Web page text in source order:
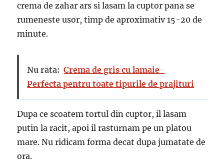
crema de zahar ars si lasam la cuptor pana se
rumeneste usor, timp de aproximativ 15-20 de
minute.
Nu rata: Crema de gris cu lamaie-
Perfecta pentru toate tipurile de prajituri
Dupa ce scoatem tortul din cuptor, il lasam
putin la racit, apoi il rasturnam pe un platou
mare. Nu ridicam forma decat dupa jumatate de
ora.